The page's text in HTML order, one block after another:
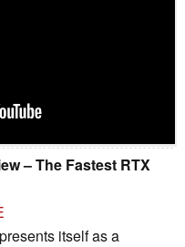
– The Fastest RTX
itself as a